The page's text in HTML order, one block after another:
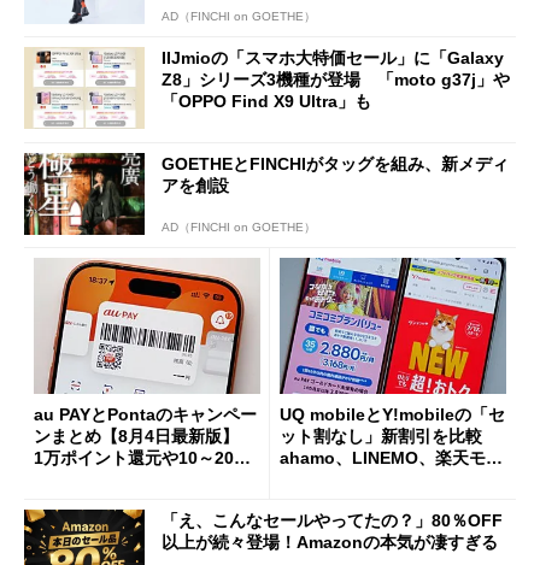
AD（FINCHI on GOETHE）
IIJmioの「スマホ大特価セール」に「Galaxy
Z8」シリーズ3機種が登場 「moto g37j」や
「OPPO Find X9 Ultra」も
GOETHEとFINCHIがタッグを組み、新メディ
アを創設
AD（FINCHI on GOETHE）
au PAYとPontaのキャンペー
ンまとめ【8月4日最新版】
1万ポイント還元や10～20％
UQ mobileとY!mobileの「セ
ット割なし」新割引を比較
ahamo、LINEMO、楽天モバ
「え、こんなセールやってたの？」80％OFF
以上が続々登場！Amazonの本気が凄すぎる